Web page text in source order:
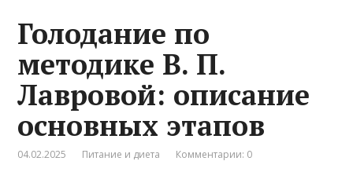
Голодание по
методике В. П.
Лавровой: описание
основных этапов
04.02.2025 Питание и диета Комментарии: 0